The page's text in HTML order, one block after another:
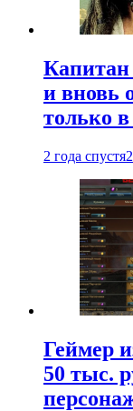
Капитан
и вновь
только в
2 года спустя
Геймер
50 тыс.